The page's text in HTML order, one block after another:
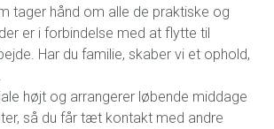
tager hånd om alle de praktiske og
er i forbindelse med at flytte til
Har du familie, skaber vi et ophold,
højt og arrangerer løbende middage
så du får tæt kontakt med andre